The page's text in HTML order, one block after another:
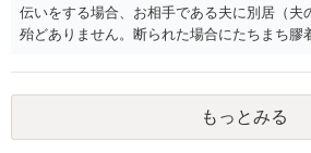
伝いをする場合、お相手である夫に別居（夫
殆どありません。断られた場合にたちまち膠
高いためです。 実務的には、ご相談者さま
を進める選択を採らざるを得ないことが圧倒
もっとみる